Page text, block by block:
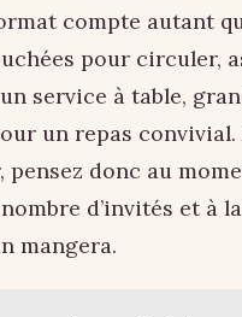
compte autant
pour circuler,
service à table,
un repas convivial.
pensez donc au
d’invités et à
mangera.